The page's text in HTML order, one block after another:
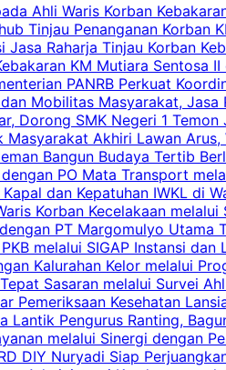
Ahli Waris Korban
Tinjau Penanganan Korban
Raharja Tinjau Korban
KM Mutiara Sentosa
PANRB Perkuat
Mobilitas Masyarakat,
Dorong SMK Negeri 1
Akhiri Lawan
Bangun Budaya Tertib
PO Mata Transport
dan Kepatuhan IWKL di
Korban Kecelakaan
PT Margomulyo Utama
melalui SIGAP Instansi
Kalurahan Kelor melalui
Sasaran melalui Survei
Pemeriksaan Kesehatan
Lantik Pengurus Ranting,
melalui Sinergi dengan
DIY Nuryadi Siap